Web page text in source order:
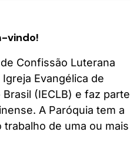
vindo!
Confissão Luterana
Evangélica de
(IECLB) e faz parte
A Paróquia tem a
de uma ou mais